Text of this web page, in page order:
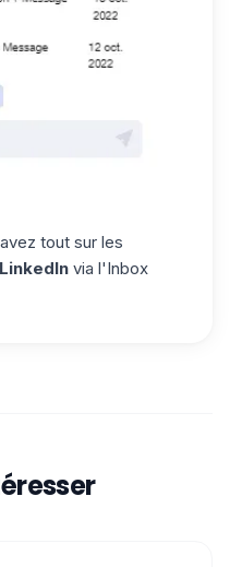
tout sur les
via l'Inbox